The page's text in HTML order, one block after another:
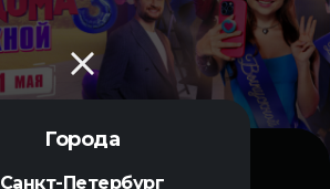
Города
Санкт-Петербург